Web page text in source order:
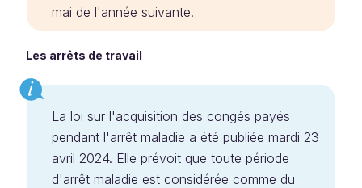
mai de l'année suivante.
Les arrêts de travail
La loi sur l'acquisition des congés payés
pendant l'arrêt maladie a été publiée mardi 23
avril 2024. Elle prévoit que toute période
d'arrêt maladie est considérée comme du